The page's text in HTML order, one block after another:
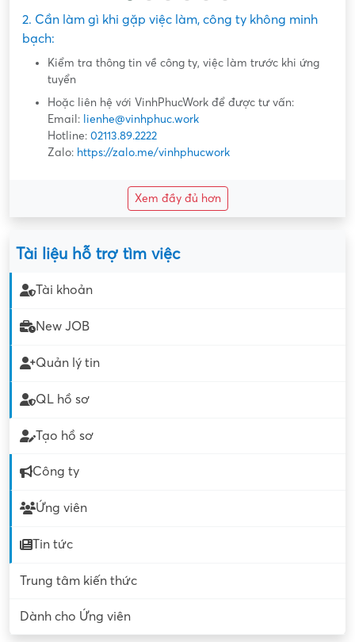
2. Cần làm gì khi gặp việc làm, công ty không minh
bạch:
Kiểm tra thông tin về công ty, việc làm trước khi ứng
tuyển
Hoặc liên hệ với VinhPhucWork để được tư vấn:
Email: lienhe@vinhphuc.work
Hotline: 02113.89.2222
Zalo: https://zalo.me/vinhphucwork
Xem đầy đủ hơn
Tài liệu hỗ trợ tìm việc
Tài khoản
New JOB
Quản lý tin
QL hồ sơ
Tạo hồ sơ
Công ty
Ứng viên
Tin tức
Trung tâm kiến thức
Dành cho Ứng viên